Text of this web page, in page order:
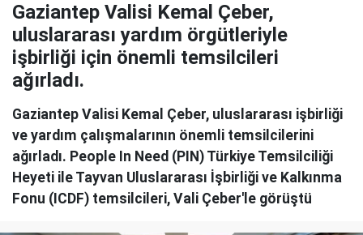
Gaziantep Valisi Kemal Çeber,
uluslararası yardım örgütleriyle
işbirliği için önemli temsilcileri
ağırladı.
Gaziantep Valisi Kemal Çeber, uluslararası işbirliği
ve yardım çalışmalarının önemli temsilcilerini
ağırladı. People In Need (PIN) Türkiye Temsilciliği
Heyeti ile Tayvan Uluslararası İşbirliği ve Kalkınma
Fonu (ICDF) temsilcileri, Vali Çeber'le görüştü